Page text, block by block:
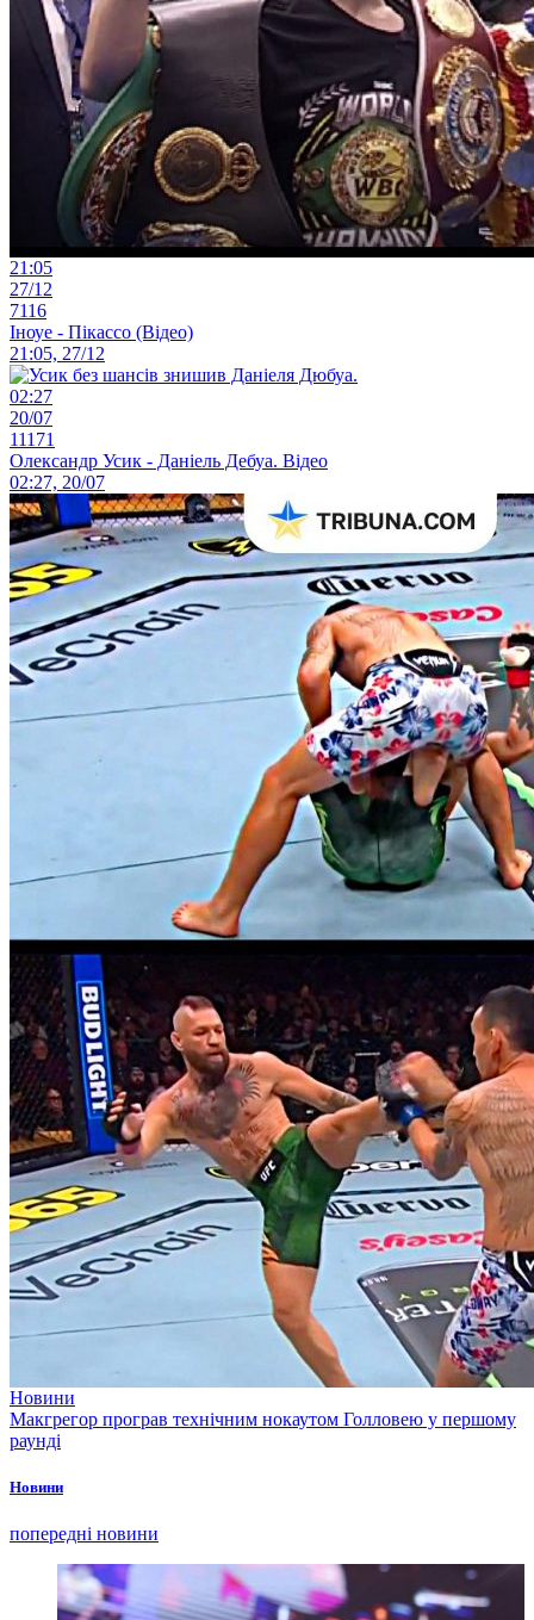
21:05
27/12
7116
Іноуе - Пікассо (Відео)
21:05, 27/12
02:27
20/07
11171
Олександр Усик - Даніель Дебуа. Відео
02:27, 20/07
Новини
Макгрегор програв технічним нокаутом Голловею у першому
раунді
Новини
попередні новини